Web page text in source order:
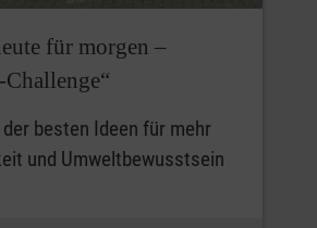
für morgen –
Challenge“
besten Ideen für mehr
und Umweltbewusstsein